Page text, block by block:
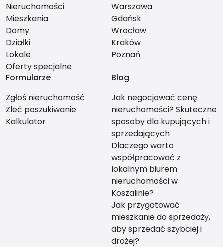
Nieruchomości
Mieszkania
Domy
Działki
Lokale
Oferty specjalne
Warszawa
Gdańsk
Wrocław
Kraków
Poznań
Formularze
Zgłoś nieruchomość
Zleć poszukiwanie
Kalkulator
Blog
Jak negocjować cenę
nieruchomości? Skuteczne
sposoby dla kupujących i
sprzedających
Dlaczego warto
współpracować z
lokalnym biurem
nieruchomości w
Koszalinie?
Jak przygotować
mieszkanie do sprzedaży,
aby sprzedać szybciej i
drożej?